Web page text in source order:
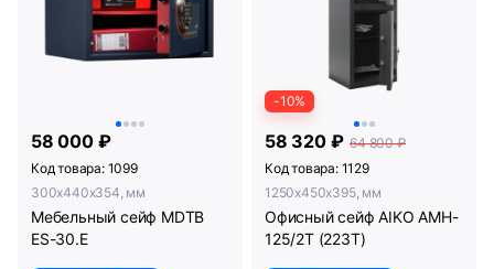
58 000 ₽
Код товара: 1099
300x440x354, мм
Мебельный сейф MDTB
ES-30.Е
-10%
58 320 ₽ 64 800 ₽
Код товара: 1129
1250x450x395, мм
Офисный сейф AIKO AMH-
125/2T (223T)